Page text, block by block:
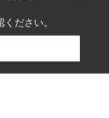
ください。